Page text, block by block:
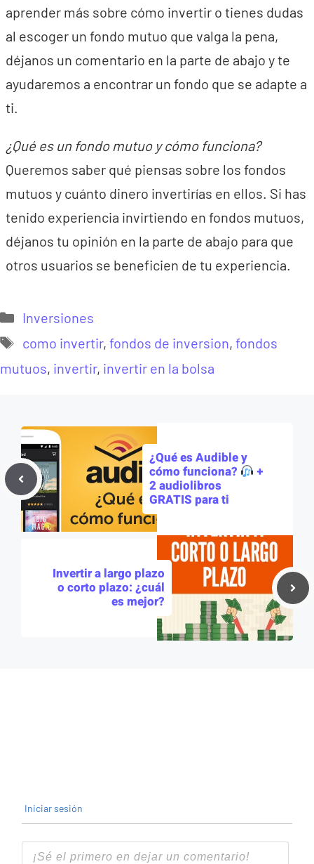
aprender más sobre cómo invertir o tienes dudas
al escoger un fondo mutuo que valga la pena,
déjanos un comentario en la parte de abajo y te
ayudaremos a encontrar un fondo que se adapte a
ti.
¿Qué es un fondo mutuo y cómo funciona?
Queremos saber qué piensas sobre los fondos
mutuos y cuánto dinero invertirías en ellos. Si has
tenido experiencia invirtiendo en fondos mutuos,
déjanos tu opinión en la parte de abajo para que
otros usuarios se beneficien de tu experiencia.
Categorías
Inversiones
Etiquetas
como invertir, fondos de inversion, fondos
mutuos, invertir, invertir en la bolsa
¿Qué es Audible y
cómo funciona?
+
2 audiolibros
GRATIS para ti
Invertir a largo plazo
o corto plazo: ¿cuál
es mejor?
Iniciar sesión